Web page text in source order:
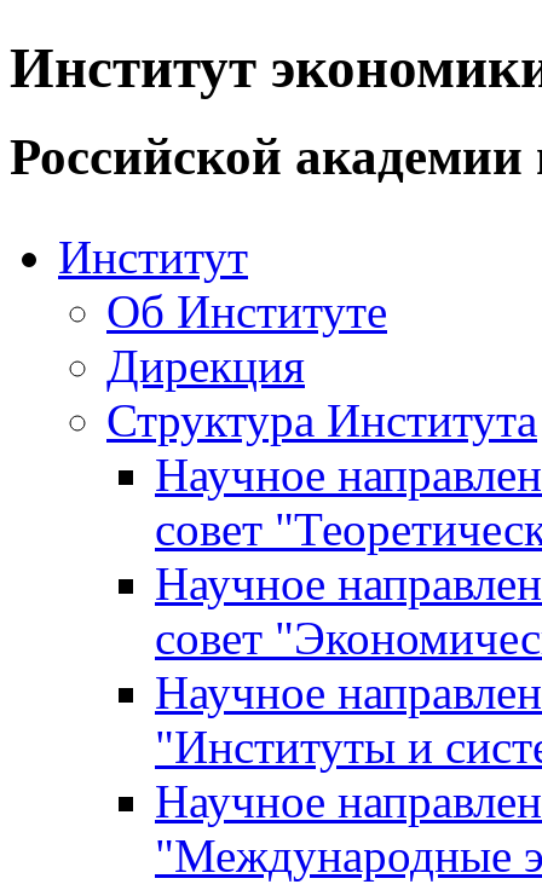
Институт
Российской академии
Институт
Об Институте
Дирекция
Структура Института
Научное
совет
Научное
совет
Научное
"Институты и
Научное
"Международные